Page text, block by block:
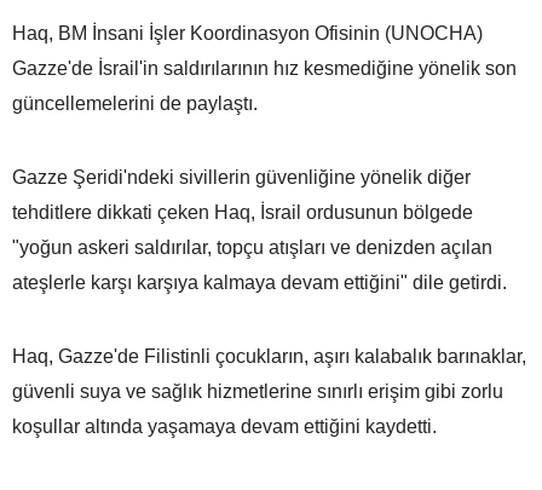
Haq, BM İnsani İşler Koordinasyon Ofisinin (UNOCHA)
Gazze'de İsrail'in saldırılarının hız kesmediğine yönelik son
güncellemelerini de paylaştı.
Gazze Şeridi'ndeki sivillerin güvenliğine yönelik diğer
tehditlere dikkati çeken Haq, İsrail ordusunun bölgede
"yoğun askeri saldırılar, topçu atışları ve denizden açılan
ateşlerle karşı karşıya kalmaya devam ettiğini" dile getirdi.
Haq, Gazze'de Filistinli çocukların, aşırı kalabalık barınaklar,
güvenli suya ve sağlık hizmetlerine sınırlı erişim gibi zorlu
koşullar altında yaşamaya devam ettiğini kaydetti.